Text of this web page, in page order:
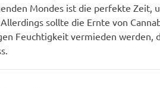
Mondes ist die perfekte Zeit,
sollte die Ernte von
Feuchtigkeit vermieden werden,